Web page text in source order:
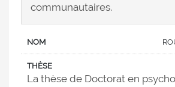
communautaires.
La thèse de Doctorat en